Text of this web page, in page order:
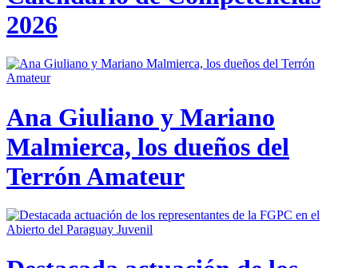
2026
Ana Giuliano y Mariano
Malmierca, los dueños del
Terrón Amateur